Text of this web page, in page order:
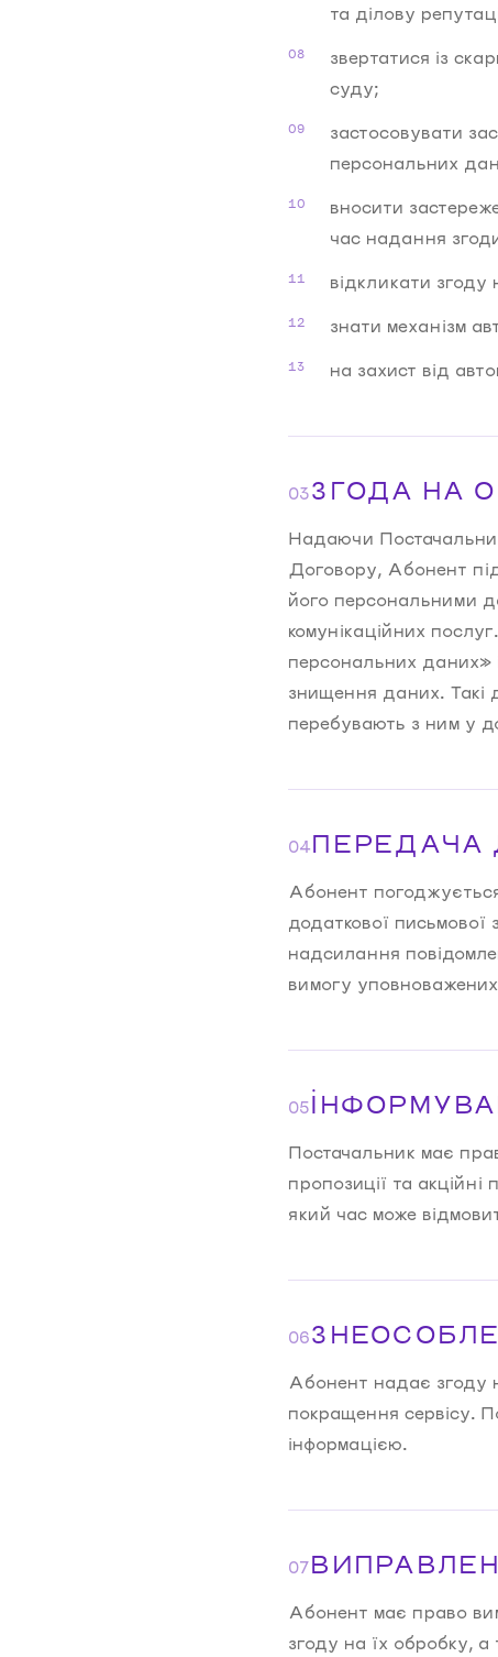
та ділову
звертатися із
суду;
застосовувати
персональних
вносити
час надання
відкликати
знати механізм
на захист від
03ЗГОДА НА
Надаючи
Договору, Абонент
його персональними
комунікаційних
персональних даних»
знищення даних. Такі
перебувають з ним у
04ПЕРЕДАЧА
Абонент
додаткової письмової
надсилання
вимогу
05
Постачальник має
пропозиції та
який час може
06
Абонент надає згоду
покращення сервісу.
інформацією.
07
Абонент має право
згоду на їх обробку,